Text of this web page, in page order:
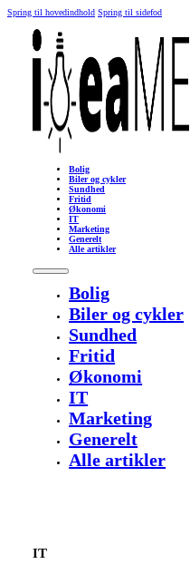
Spring til hovedindhold Spring til sidefod
Bolig
Biler og cykler
Sundhed
Fritid
Økonomi
IT
Marketing
Generelt
Alle artikler
Bolig
Biler og cykler
Sundhed
Fritid
Økonomi
IT
Marketing
Generelt
Alle artikler
IT